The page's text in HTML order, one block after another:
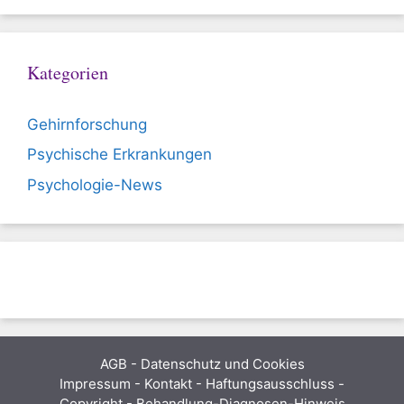
Kategorien
Gehirnforschung
Psychische Erkrankungen
Psychologie-News
AGB - Datenschutz und Cookies
Impressum - Kontakt - Haftungsausschluss -